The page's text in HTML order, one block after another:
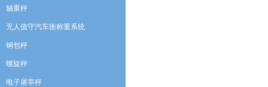
轴重秤
无人值守汽车衡称重系统
钢包秤
螺旋秤
电子屠宰秤